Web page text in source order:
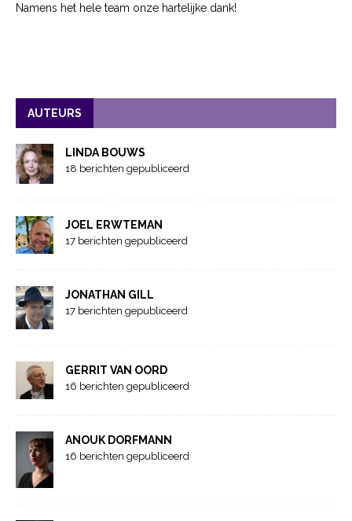
Namens het hele team onze hartelijke dank!
AUTEURS
LINDA BOUWS
18 berichten gepubliceerd
JOEL ERWTEMAN
17 berichten gepubliceerd
JONATHAN GILL
17 berichten gepubliceerd
GERRIT VAN OORD
16 berichten gepubliceerd
ANOUK DORFMANN
16 berichten gepubliceerd